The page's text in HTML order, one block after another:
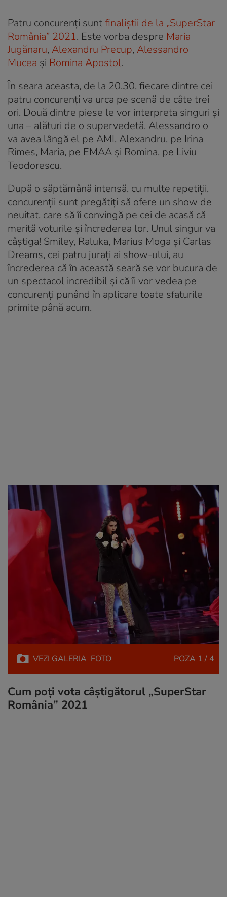
Patru concurenți suntfinaliștii de la „SuperStar
România” 2021. Este vorba despre Maria
Jugănaru, Alexandru Precup, Alessandro
Mucea și Romina Apostol.
În seara aceasta, de la 20.30, fiecare dintre cei
patru concurenți va urca pe scenă de câte trei
ori. Două dintre piese le vor interpreta singuri și
una – alături de o supervedetă. Alessandro o
va avea lângă el pe AMI, Alexandru, pe Irina
Rimes, Maria, pe EMAA și Romina, pe Liviu
Teodorescu.
După o săptămână intensă, cu multe repetiții,
concurenții sunt pregătiți să ofere un show de
neuitat, care să îi convingă pe cei de acasă că
merită voturile și încrederea lor. Unul singur va
câștiga! Smiley, Raluka, Marius Moga și Carlas
Dreams, cei patru jurați ai show-ului, au
încrederea că în această seară se vor bucura de
un spectacol incredibil și că îi vor vedea pe
concurenți punând în aplicare toate sfaturile
primite până acum.
VEZI GALERIA FOTO POZA 1 / 4
Cum poți vota câștigătorul „SuperStar
România” 2021